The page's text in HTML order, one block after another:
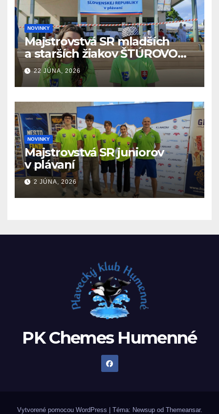
NOVINKY
Majstrovstvá SR mladších
a starších žiakov ŠTÚROVO
19.6. – 21.6.2026
22 JÚNA, 2026
NOVINKY
Majstrovstvá SR juniorov
v plávaní
2 JÚNA, 2026
PK Chemes Humenné
Vytvorené pomocou WordPress Téma: Newsup od Themeansar.